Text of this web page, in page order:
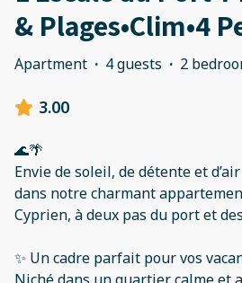
& Plages•Clim•4
Apartment · 4 guests · 2
3.00
🌊🌴
Envie de soleil, de détente et
dans notre charmant
Cyprien, à deux pas du port et
✨ Un cadre parfait pour vos